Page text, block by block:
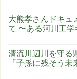
大熊孝さんドキ
て 〜ある河川工学
清流川辺川を守る
『子孫に残そう